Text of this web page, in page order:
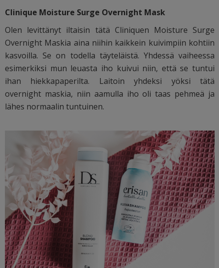
Clinique Moisture Surge Overnight Mask
Olen levittänyt iltaisin tätä Cliniquen Moisture Surge
Overnight Maskia aina niihin kaikkein kuivimpiin kohtiin
kasvoilla. Se on todella täyteläistä. Yhdessä vaiheessa
esimerkiksi mun leuasta iho kuivui niin, että se tuntui
ihan hiekkapaperilta. Laitoin yhdeksi yöksi tätä
overnight maskia, niin aamulla iho oli taas pehmeä ja
lähes normaalin tuntuinen.